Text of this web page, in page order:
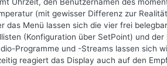
Uhrzeit, den Benutzernamen des
(mit gewisser Differenz zur
das Menü lassen sich die vier frei
(Konfiguration über SetPoint) und der
Programme und -Streams lassen sich
reagiert das Display auch auf den